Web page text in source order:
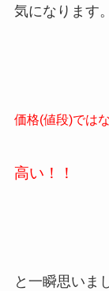
気になります。
価格(値段)では
高い！！
と一瞬思いま